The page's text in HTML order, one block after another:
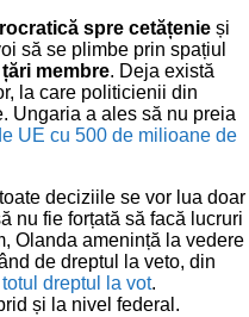
spre cetățenie și
să se plimbe prin spațiul
membre. Deja există
la care politicienii din
Ungaria a ales să nu preia
UE cu 500 de milioane de
deciziile se vor lua doar
nu fie forțată să facă lucruri
Olanda amenință la vedere
de dreptul la veto, din
dreptul la vot.
și la nivel federal.